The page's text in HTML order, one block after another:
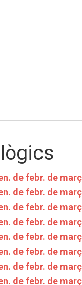
de febr. de març
de febr. de març
de febr. de març
de febr. de març
de febr. de març
de febr. de març
de febr. de març
de febr. de març